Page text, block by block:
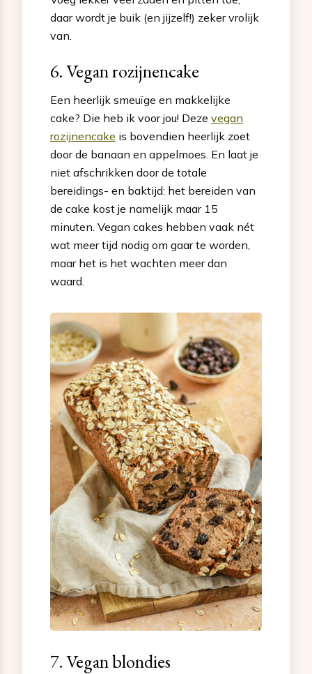
daar wordt je buik (en jijzelf!) zeker vrolijk
van.
6. Vegan rozijnencake
Een heerlijk smeuïge en makkelijke
cake? Die heb ik voor jou! Deze vegan
rozijnencake is bovendien heerlijk zoet
door de banaan en appelmoes. En laat je
niet afschrikken door de totale
bereidings- en baktijd: het bereiden van
de cake kost je namelijk maar 15
minuten. Vegan cakes hebben vaak nét
wat meer tijd nodig om gaar te worden,
maar het is het wachten meer dan
waard.
7. Vegan blondies